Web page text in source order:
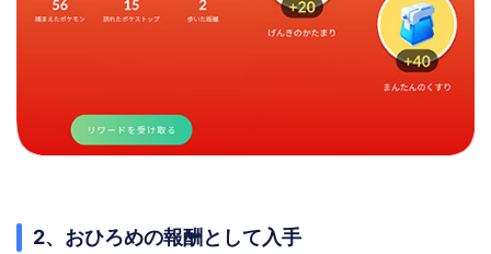
2、おひろめの報酬として入手